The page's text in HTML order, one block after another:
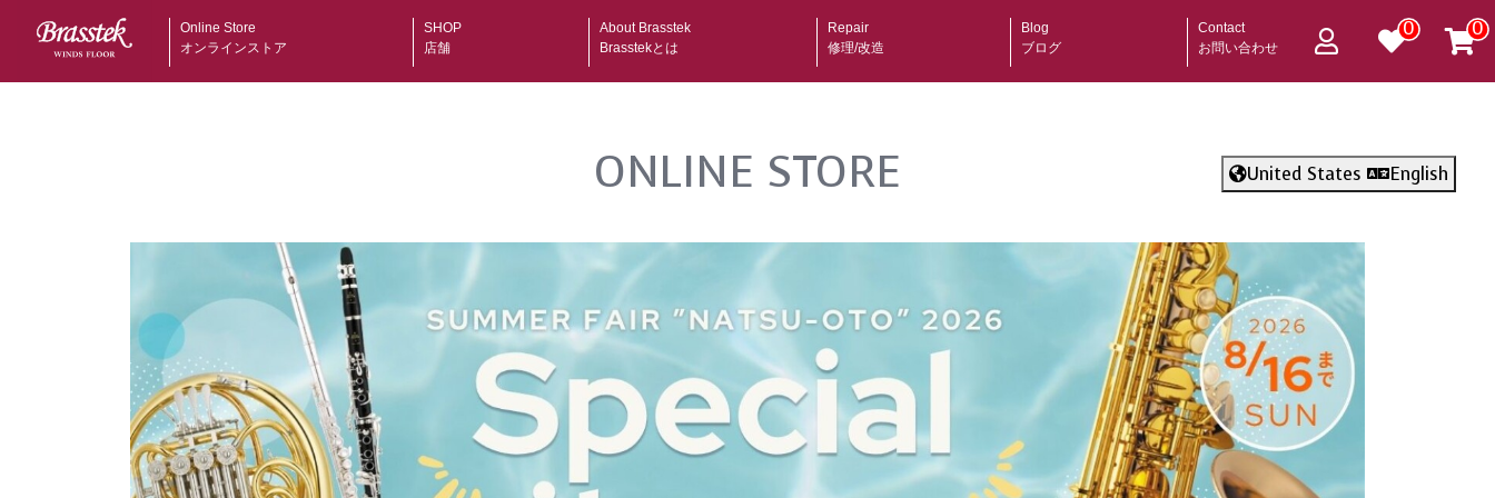
Online Store
オンラインストア
SHOP
店舗
About Brasstek
Brasstekとは
Repair
修理/改造
Blog
ブログ
Contact
お問い合わせ
0 0
ONLINE STORE United States English